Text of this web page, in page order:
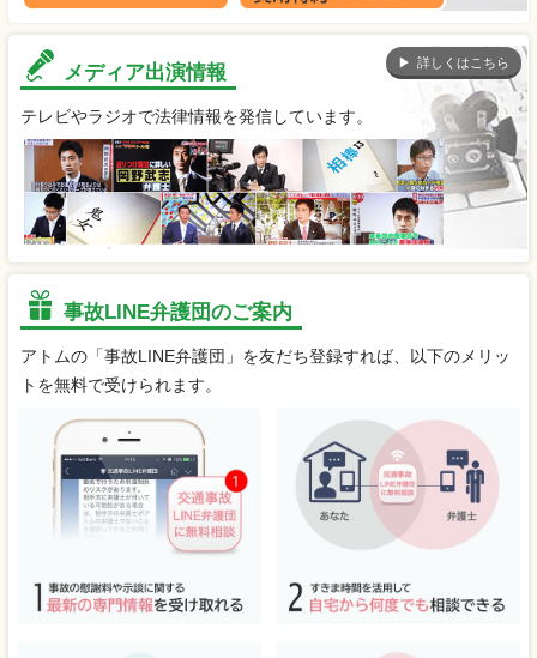
メディア出演情報 詳しくはこちら
テレビやラジオで法律情報を発信しています。
事故LINE弁護団のご案内
アトムの「事故LINE弁護団」を友だち登録すれば、以下のメリッ
トを無料で受けられます。